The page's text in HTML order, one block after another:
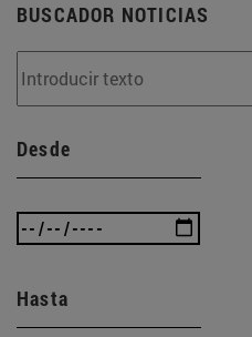
BUSCADOR NOTICIAS
Desde
Hasta